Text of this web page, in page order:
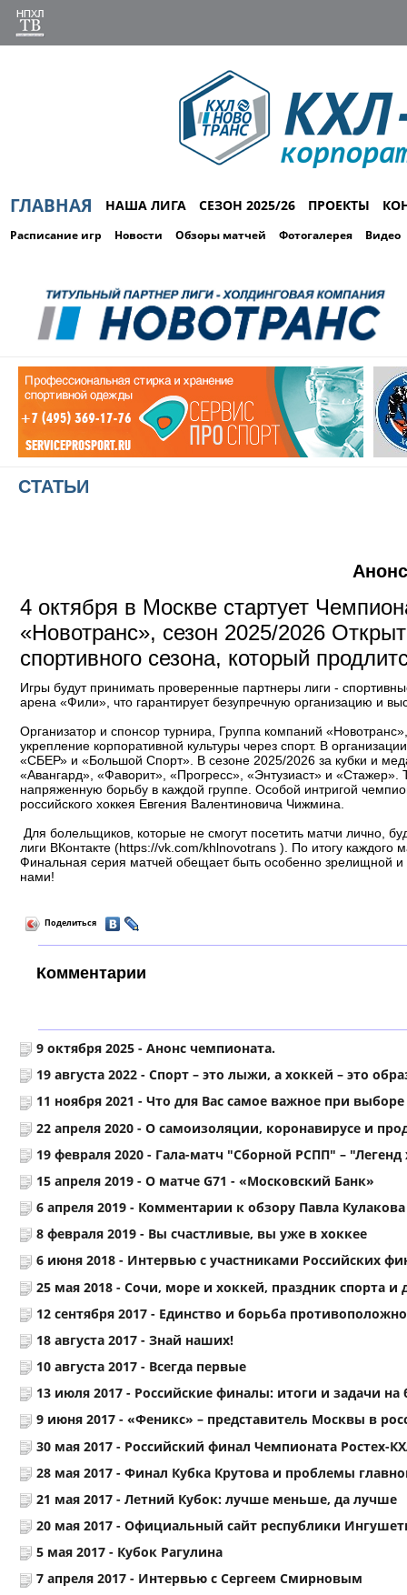
ГЛАВНАЯ НАША ЛИГА СЕЗОН 2025/26 ПРОЕКТЫ
Расписание игр Новости Обзоры матчей Фотогалерея Видео
СТАТЬИ
4 октября в Москве стартует
«Новотранс», сезон 2025/2026
спортивного сезона, который
Игры будут принимать проверенные партнеры лиги -
арена «Фили», что гарантирует безупречную организацию и
Организатор и спонсор турнира, Группа компаний
укрепление корпоративной культуры через спорт. В
«СБЕР» и «Большой Спорт». В сезоне 2025/2026 за кубки и
«Авангард», «Фаворит», «Прогресс», «Энтузиаст» и
напряженную борьбу в каждой группе. Особой интригой
российского хоккея Евгения Валентиновича Чижмина.
Для болельщиков, которые не смогут посетить матчи лично,
лиги ВКонтакте (https://vk.com/khlnovotrans ). По итогу каждого
Финальная серия матчей обещает быть особенно зрелищной
нами!
Поделиться
Комментарии
9 октября 2025 - Анонс чемпионата.
19 августа 2022 - Спорт – это лыжи, а хоккей – это
11 ноября 2021 - Что для Вас самое важное при выборе
22 апреля 2020 - О самоизоляции, коронавирусе и
19 февраля 2020 - Гала-матч "Сборной РСПП" – "Легенд
15 апреля 2019 - О матче G71 - «Московский Банк»
6 апреля 2019 - Комментарии к обзору Павла Кулакова
8 февраля 2019 - Вы счастливые, вы уже в хоккее
6 июня 2018 - Интервью с участниками Российских
25 мая 2018 - Сочи, море и хоккей, праздник спорта и
12 сентября 2017 - Единство и борьба
18 августа 2017 - Знай наших!
10 августа 2017 - Всегда первые
13 июля 2017 - Российские финалы: итоги и задачи на
9 июня 2017 - «Феникс» – представитель Москвы в
30 мая 2017 - Российский финал Чемпионата Ростех-
28 мая 2017 - Финал Кубка Крутова и проблемы
21 мая 2017 - Летний Кубок: лучше меньше, да лучше
20 мая 2017 - Официальный сайт республики
5 мая 2017 - Кубок Рагулина
7 апреля 2017 - Интервью с Сергеем Смирновым